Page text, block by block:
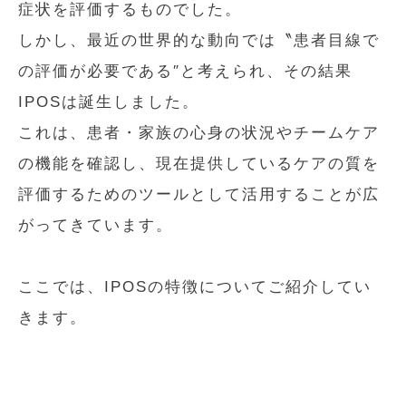
症状を評価するものでした。
しかし、最近の世界的な動向では〝患者目線で
の評価が必要である″と考えられ、その結果
IPOSは誕生しました。
これは、患者・家族の心身の状況やチームケア
の機能を確認し、現在提供しているケアの質を
評価するためのツールとして活用することが広
がってきています。
ここでは、IPOSの特徴についてご紹介してい
きます。